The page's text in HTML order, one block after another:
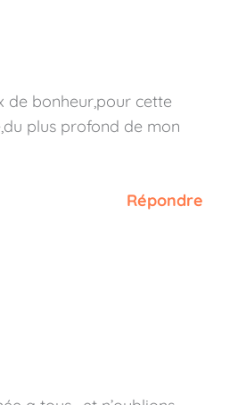
de bonheur,pour cette
plus profond de mon
Répondre